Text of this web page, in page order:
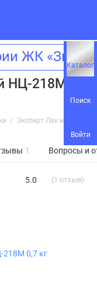
Каталог
Поиск
Войти
ЖК
НЦ-218М
Эксперт Лак
1 Вопросы и
5.0 (1 отзыв)